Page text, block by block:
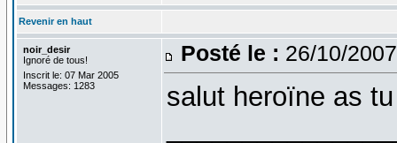
Revenir en haut
noir_desir
Ignoré de tous!
Inscrit le: 07 Mar 2005
Messages: 1283
Posté le : 26/10/
salut heroïne as